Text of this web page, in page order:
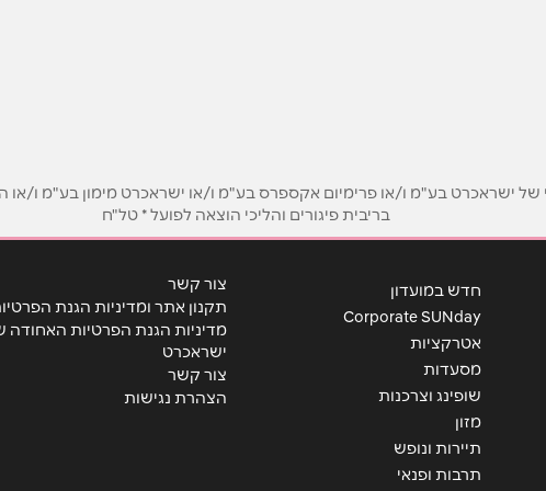
ישראכרט בע"מ ו/או פרימיום אקספרס בע"מ ו/או ישראכרט מימון בע"מ ו/או
בריבית פיגורים והליכי הוצאה לפועל * טל"ח
חדש במועדון
Corporate SUNday
אטרקציות
מסעדות
שופינג וצרכנות
מזון
תיירות ונופש
תרבות ופנאי
צור קשר
תקנון אתר ומדיניות הגנת
מדיניות הגנת הפרטיות האחודה
ישראכרט
צור קשר
הצהרת נגישות